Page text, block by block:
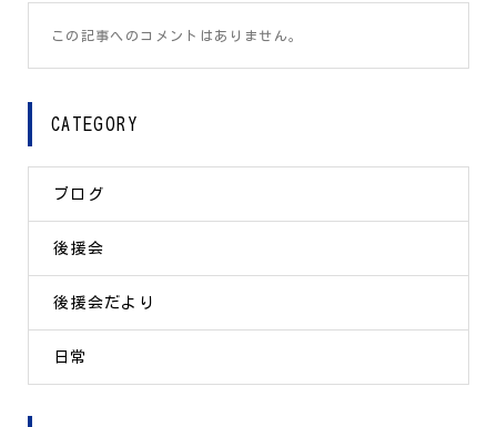
この記事へのコメントはありません。
CATEGORY
ブログ
後援会
後援会だより
日常